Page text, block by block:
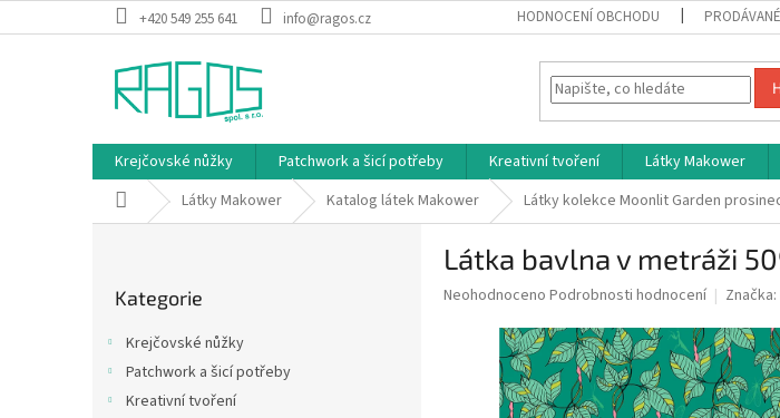
na
+420 549 255 641 info@ragos.cz HODNOCENÍ OBCHODU
Krejčovské nůžky Patchwork a šicí potřeby Kreativní tvoření Látky Makower
Domů Látky Makower Katalog látek Makower Látky kolekce Moonlit Garden
kategorie
Kategorie
Krejčovské nůžky
Patchwork a šicí potřeby
Kreativní tvoření
Látka bavlna v metráži
Průměrné
produktu
Neohodnoceno Podrobnosti hodnocení Značka: